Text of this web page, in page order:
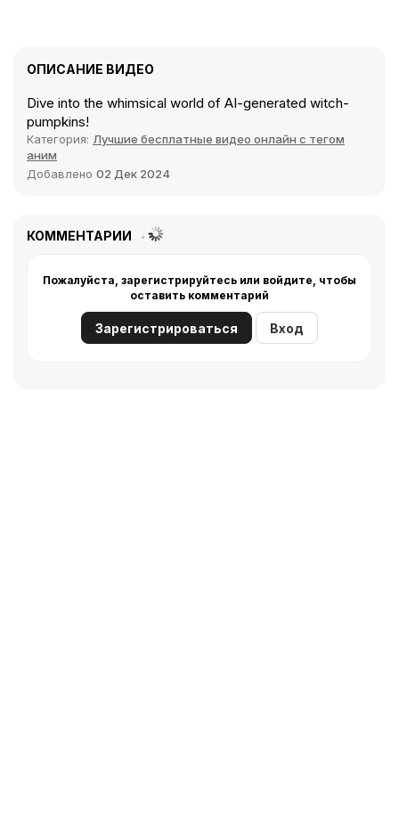
ОПИСАНИЕ ВИДЕО
Dive into the whimsical world of AI-generated witch-
pumpkins!
Категория: Лучшие бесплатные видео онлайн с тегом
аним
Добавлено 02 Дек 2024
КОММЕНТАРИИ
Пожалуйста, зарегистрируйтесь или войдите, чтобы
оставить комментарий
Зарегистрироваться Вход